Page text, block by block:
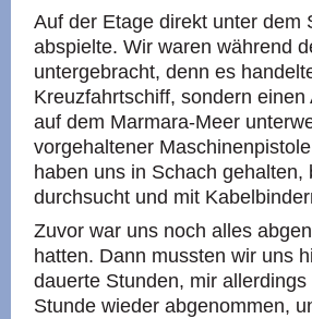
Auf der Etage direkt unter dem
abspielte. Wir waren während
untergebracht, denn es
Kreuzfahrtschiff, sondern
auf dem Marmara-Meer
vorgehaltener
haben uns in Schach
durchsucht und mit
Zuvor war uns noch alles
hatten. Dann mussten wir uns
dauerte Stunden, mir
Stunde wieder abgenommen,